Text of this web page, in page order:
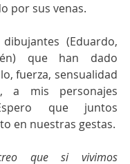
por sus venas.
(Eduardo,
que han dado
fuerza, sensualidad
a mis personajes
que juntos
en nuestras gestas.
que si vivimos